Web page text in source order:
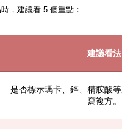
，建議看 5 個重點：
建議看法
是否標示瑪卡、鋅、精胺酸等
寫複方。